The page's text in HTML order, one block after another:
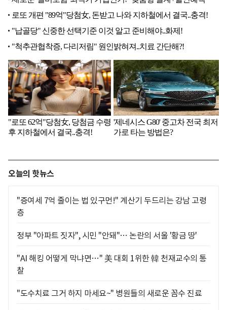
오늘의 핫뉴스
"증여세 7억 줄이는 법 있구먼!" 계산기 두드리는 강남 고령
층
정부 "아파트 짓자", 시민 "안돼"… 논란의 서울 '황금 땅'
"AI 해킹 어떻게 막냐면…" 美 대회 1위한 韓 천재교수의 통
찰
"도수치료 그거 하지 마세요~" 병원들의 새로운 꼼수 진료